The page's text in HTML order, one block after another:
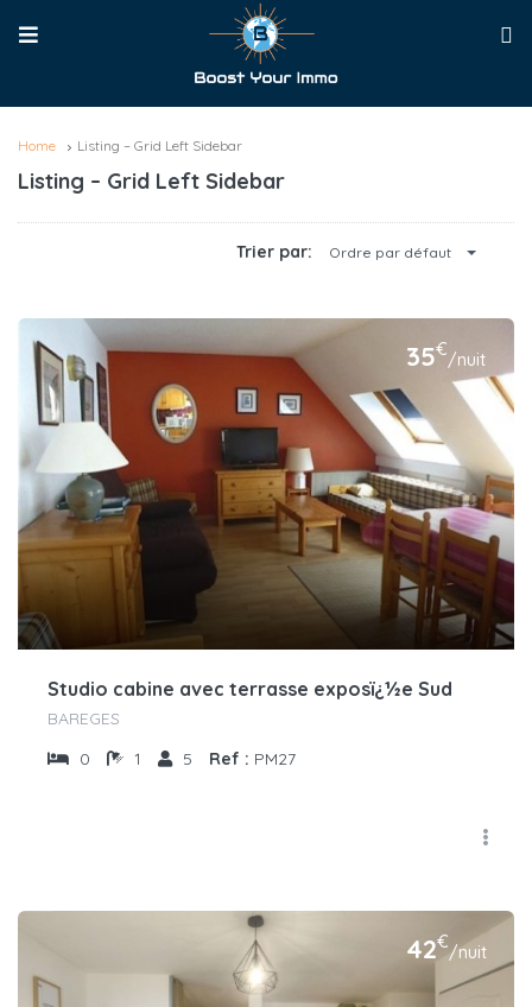
Home Listing – Grid Left Sidebar
Listing – Grid Left Sidebar
Trier par: Ordre par défaut
35€/nuit
Studio cabine avec terrasse exposï¿½e Sud
BAREGES
0
1 5 Ref : PM27
42€/nuit